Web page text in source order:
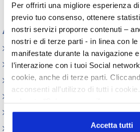
Per offrirti una migliore esperienza di
previo tuo consenso, ottenere
nostri servizi proporre contenuti –
nostri e di terze parti - in linea con le
manifestate durante la navigazione
l’interazione con i tuoi Social
cookie, anche di terze parti.
acconsenti all’utilizzo di tutti i
o profilazione viene utilizzato.
“Personalizza le scelte” è possibile
Accetta tutti
Appuntamenti
Elenco Completo
Assemblea
Convegno tecnico internazionale
Information Day